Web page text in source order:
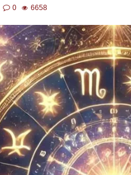
0 6658